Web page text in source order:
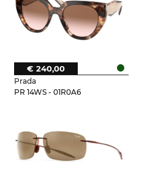
Prada
PR 14WS - 01R0A6
€ 240,00